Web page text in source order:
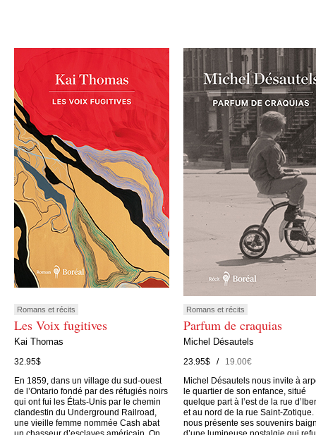
Romans et récits
Les Voix fugitives
Kai Thomas
32.95$
En 1859, dans un village du sud-ouest
de l’Ontario fondé par des réfugiés noirs
qui ont fui les États-Unis par le chemin
clandestin du Underground Railroad,
une vieille femme nommée Cash abat
Romans et récits
Parfum de craquias
Michel Désautels
23.95$ /19.00€
Michel Désautels nous invite à
le quartier de son enfance, situé
quelque part à l’est de la rue
et au nord de la rue Saint-Zotique.
nous présente ses souvenirs